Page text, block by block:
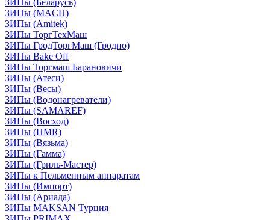
ЗИПы (Беларусь)
ЗИПы (MACH)
ЗИПы (Amitek)
ЗИПы ТоргТехМаш
ЗИПы ГродТоргМаш (Гродно)
ЗИПы Bake Off
ЗИПы Торгмаш Барановичи
ЗИПы (Атеси)
ЗИПы (Весы)
ЗИПы (Водонагреватели)
ЗИПы (SAMAREF)
ЗИПы (Восход)
ЗИПы (HMR)
ЗИПы (Вязьма)
ЗИПы (Гамма)
ЗИПы (Гриль-Мастер)
ЗИПы к Пельменным аппаратам
ЗИПы (Импорт)
ЗИПы (Ариада)
ЗИПы MAKSAN Турция